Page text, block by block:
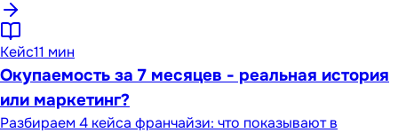
Кейс11 мин
Окупаемость за 7 месяцев - реальная история
или маркетинг?
Разбираем 4 кейса франчайзи: что показывают в